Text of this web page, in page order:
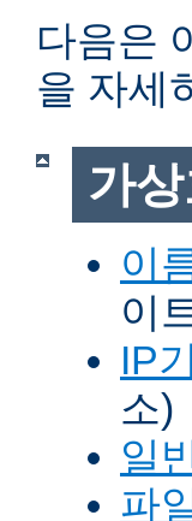
다음은
을 자세
가
이
이
IP
소)
일
파